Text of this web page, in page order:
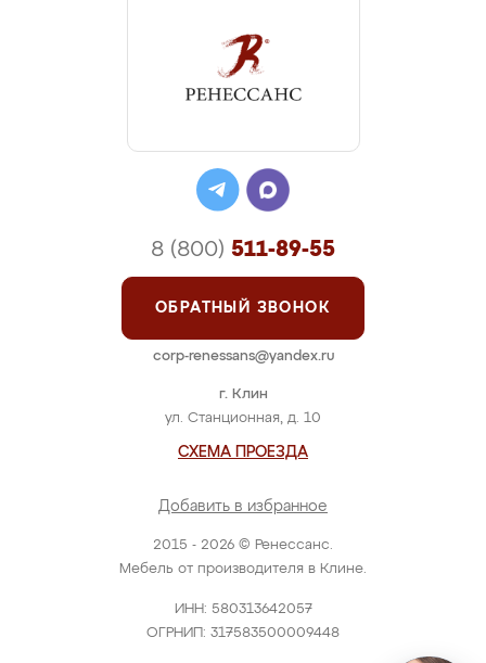
2015 - 2026 © Ренессанс.
Мебель от производителя в Клине.
ИНН: 580313642057
ОГРНИП: 317583500009448
г. Клин
ул. Станционная, д. 10
СХЕМА ПРОЕЗДА
Добавить в избранное
8 (800) 511-89-55
ОБРАТНЫЙ ЗВОНОК
corp-renessans@yandex.ru